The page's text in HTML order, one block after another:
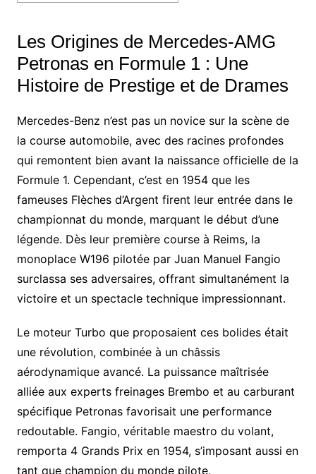
Les Origines de Mercedes-AMG
Petronas en Formule 1 : Une
Histoire de Prestige et de Drames
Mercedes-Benz n’est pas un novice sur la scène de
la course automobile, avec des racines profondes
qui remontent bien avant la naissance officielle de la
Formule 1. Cependant, c’est en 1954 que les
fameuses Flèches d’Argent firent leur entrée dans le
championnat du monde, marquant le début d’une
légende. Dès leur première course à Reims, la
monoplace W196 pilotée par Juan Manuel Fangio
surclassa ses adversaires, offrant simultanément la
victoire et un spectacle technique impressionnant.
Le moteur Turbo que proposaient ces bolides était
une révolution, combinée à un châssis
aérodynamique avancé. La puissance maîtrisée
alliée aux experts freinages Brembo et au carburant
spécifique Petronas favorisait une performance
redoutable. Fangio, véritable maestro du volant,
remporta 4 Grands Prix en 1954, s’imposant aussi en
tant que champion du monde pilote.